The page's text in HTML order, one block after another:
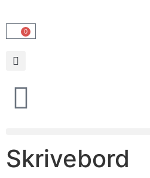
0
Skrivebord